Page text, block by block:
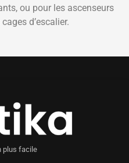
ou pour les ascenseurs
d’escalier.
plus facile